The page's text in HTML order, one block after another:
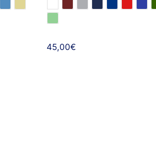
45,00€